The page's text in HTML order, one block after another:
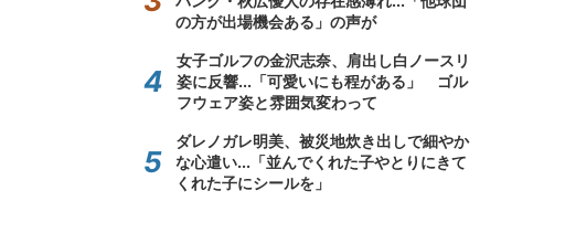
の方が出場機会ある」の声が
女子ゴルフの金沢志奈、肩出し白ノースリ
姿に反響...「可愛いにも程がある」 ゴル
フウェア姿と雰囲気変わって
ダレノガレ明美、被災地炊き出しで細やか
な心遣い...「並んでくれた子やとりにきて
くれた子にシールを」